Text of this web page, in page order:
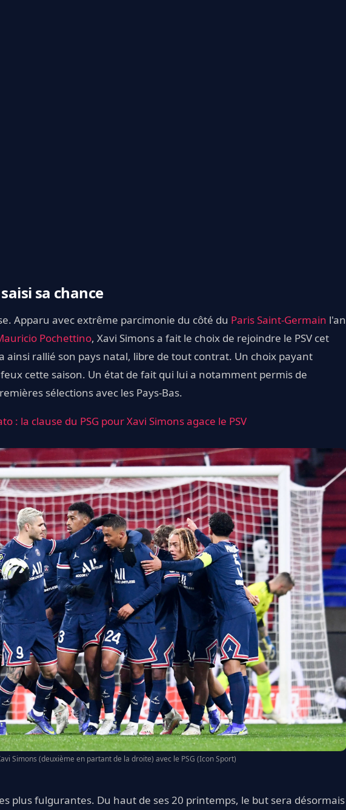
sa chance
Apparu avec extrême parcimonie du côté du Paris Saint-Germain l'an
Pochettino, Xavi Simons a fait le choix de rejoindre le PSV cet
ainsi rallié son pays natal, libre de tout contrat. Un choix payant
cette saison. Un état de fait qui lui a notamment permis de
sélections avec les Pays-Bas.
: la clause du PSG pour Xavi Simons agace le PSV
Simons (deuxième en partant de la droite) avec le PSG (Icon Sport)
plus fulgurantes. Du haut de ses 20 printemps, le but sera désormais